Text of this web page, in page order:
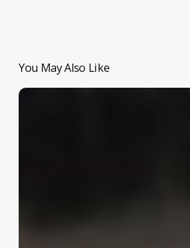
You May Also Like